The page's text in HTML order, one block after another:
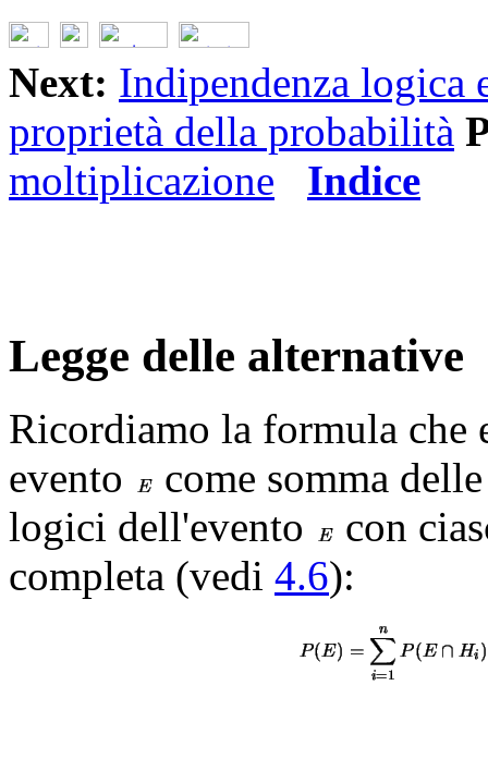
Next: Indipendenza logica
proprietà della probabilità
moltiplicazione
Indice
Legge delle alternative
Ricordiamo la formula che
evento
come somma
logici dell'evento
con
completa (vedi 4.6):